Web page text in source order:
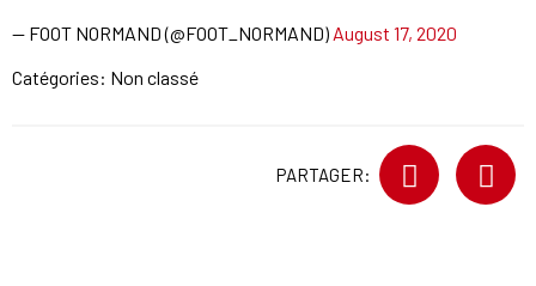
— FOOT NORMAND (@FOOT_NORMAND) August 17, 2020
Catégories: Non classé
PARTAGER: